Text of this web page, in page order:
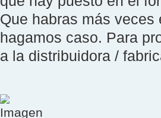
Que habras más
hagamos caso. Para
a la distribuidora /